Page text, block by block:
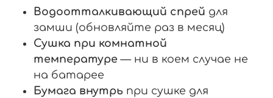
Водоотталкивающий спрей для
замши (обновляйте раз в месяц)
Сушка при комнатной
температуре — ни в коем случае не
на батарее
Бумага внутрь при сушке для